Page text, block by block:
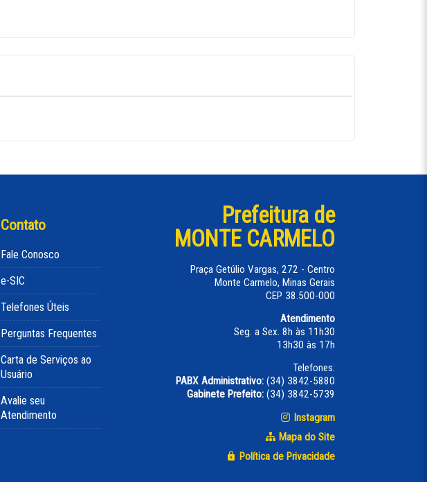
Contato
Fale Conosco
e-SIC
Telefones Úteis
Perguntas Frequentes
Carta de Serviços ao
Usuário
Avalie seu
Atendimento
Prefeitura de
MONTE CARMELO
Praça Getúlio Vargas, 272 - Centro
Monte Carmelo, Minas Gerais
CEP 38.500-000
Atendimento
Seg. a Sex. 8h às 11h30
13h30 às 17h
Telefones:
PABX Administrativo:(34) 3842-5880
Gabinete Prefeito:(34) 3842-5739
Instagram
Mapa do Site
Política de Privacidade